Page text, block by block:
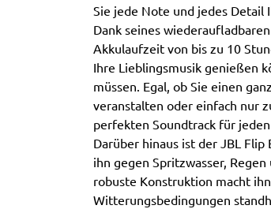
Sie jede Note und jedes Detail
Dank seines
Akkulaufzeit von bis zu 10
Ihre Lieblingsmusik genießen
müssen. Egal, ob Sie einen
veranstalten oder einfach nur
perfekten Soundtrack für jeden
Darüber hinaus ist der JBL
ihn gegen Spritzwasser,
robuste Konstruktion macht
Witterungsbedingungen